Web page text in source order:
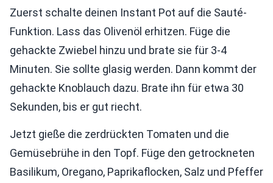
Zuerst schalte deinen Instant Pot auf die Sauté-
Funktion. Lass das Olivenöl erhitzen. Füge die
gehackte Zwiebel hinzu und brate sie für 3-4
Minuten. Sie sollte glasig werden. Dann kommt der
gehackte Knoblauch dazu. Brate ihn für etwa 30
Sekunden, bis er gut riecht.
Jetzt gieße die zerdrückten Tomaten und die
Gemüsebrühe in den Topf. Füge den getrockneten
Basilikum, Oregano, Paprikaflocken, Salz und Pfeffer